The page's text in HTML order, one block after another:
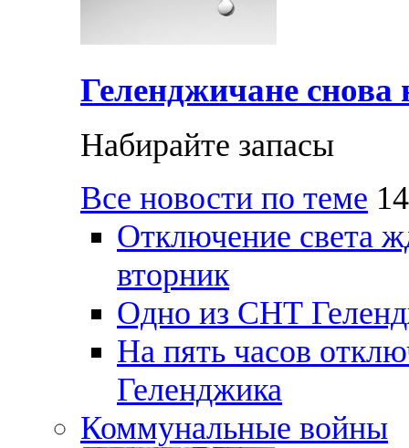
Геленджичане снова
Набирайте запасы
Все новости по теме
Отключение света
вторник
Одно из СНТ
На пять часов
Геленджика
Коммунальные войны